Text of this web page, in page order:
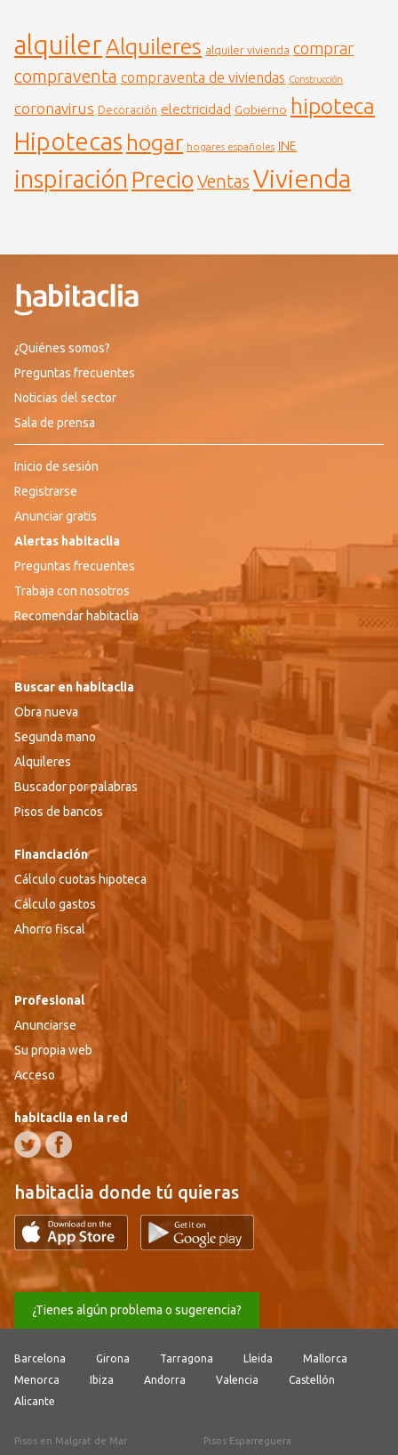
alquiler Alquileres alquiler vivienda comprar
compraventa compraventa de viviendas Construcción
coronavirus Decoración electricidad Gobierno hipoteca
Hipotecas hogar hogares españoles INE
inspiración Precio Ventas Vivienda
¿Quiénes somos?
Preguntas frecuentes
Noticias del sector
Sala de prensa
Inicio de sesión
Registrarse
Anunciar gratis
Alertas habitaclia
Preguntas frecuentes
Trabaja con nosotros
Recomendar habitaclia
Buscar en habitaclia
Obra nueva
Segunda mano
Alquileres
Buscador por palabras
Pisos de bancos
Financiación
Cálculo cuotas hipoteca
Cálculo gastos
Ahorro fiscal
Profesional
Anunciarse
Su propia web
Acceso
habitaclia en la red
habitaclia donde tú quieras
¿Tienes algún problema o sugerencia?
Barcelona Girona Tarragona Lleida
Mallorca
Menorca
Ibiza Andorra Valencia
Castellón
Alicante
Pisos en Malgrat de Mar
Pisos Esparreguera